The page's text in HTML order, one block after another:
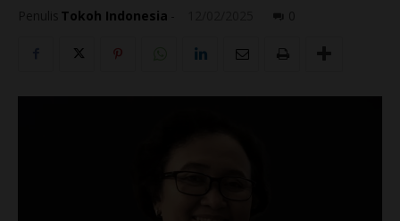
Tokoh Indonesia